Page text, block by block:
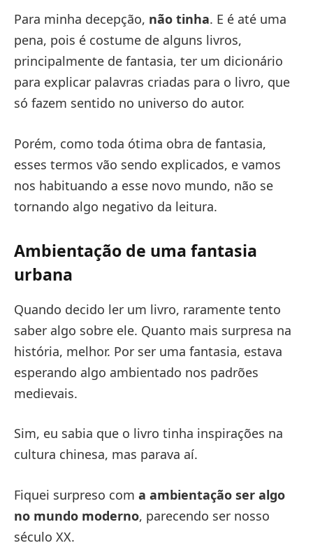
Para minha decepção, não tinha. E é até uma
pena, pois é costume de alguns livros,
principalmente de fantasia, ter um dicionário
para explicar palavras criadas para o livro, que
só fazem sentido no universo do autor.
Porém, como toda ótima obra de fantasia,
esses termos vão sendo explicados, e vamos
nos habituando a esse novo mundo, não se
tornando algo negativo da leitura.
Ambientação de uma fantasia
urbana
Quando decido ler um livro, raramente tento
saber algo sobre ele. Quanto mais surpresa na
história, melhor. Por ser uma fantasia, estava
esperando algo ambientado nos padrões
medievais.
Sim, eu sabia que o livro tinha inspirações na
cultura chinesa, mas parava aí.
Fiquei surpreso com a ambientação ser algo
no mundo moderno, parecendo ser nosso
século XX.